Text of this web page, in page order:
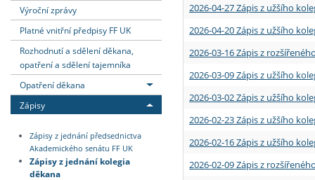
Absolventi fakulty
Vyjíždějící zaměstnanci
Výroční zprávy
Platné vnitřní předpisy FF UK
Rozhodnutí a sdělení děkana,
opatření a sdělení tajemníka
Opatření děkana
Zápisy
Zápisy z jednání předsednictva
Akademického senátu FF UK
Zápisy z jednání kolegia
děkana
2026-04-27 Zápis z užšího
2026-04-20 Zápis z užšího
2026-03-16 Zápis z
2026-03-09 Zápis z užšího
2026-03-02 Zápis z užšího
2026-02-23 Zápis z užšího
2026-02-16 Zápis z užšího
2026-02-09 Zápis z